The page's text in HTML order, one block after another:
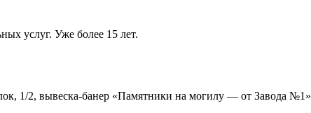
услуг. Уже более 15 лет.
1/2, вывеска-банер «Памятники на могилу — от Завода №1»